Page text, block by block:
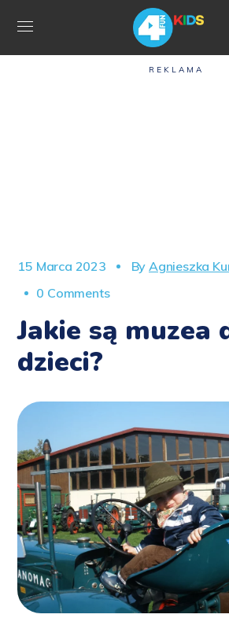
REKLAMA
15 Marca 2023 ByAgnieszka
0 Comments
Jakie są muzea
dzieci?